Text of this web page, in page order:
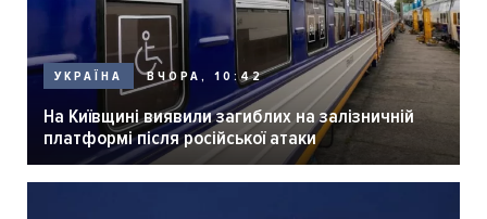
УКРАЇНА ВЧОРА, 10:42
На Київщині виявили загиблих на залізничній
платформі після російської атаки